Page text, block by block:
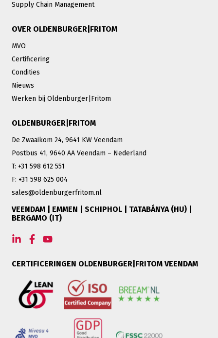
Supply Chain Management
OVER OLDENBURGER|FRITOM
MVO
Certificering
Condities
Nieuws
Werken bij Oldenburger|Fritom
OLDENBURGER|FRITOM
De Zwaaikom 24, 9641 KW Veendam
Postbus 41, 9640 AA Veendam – Nederland
T: +31 598 612 551
F: +31 598 625 004
sales@oldenburgerfritom.nl
VEENDAM | EMMEN | SCHIPHOL | TATABÁNYA (HU) |
BERGAMO (IT)
CERTIFICERINGEN OLDENBURGER|FRITOM VEENDAM